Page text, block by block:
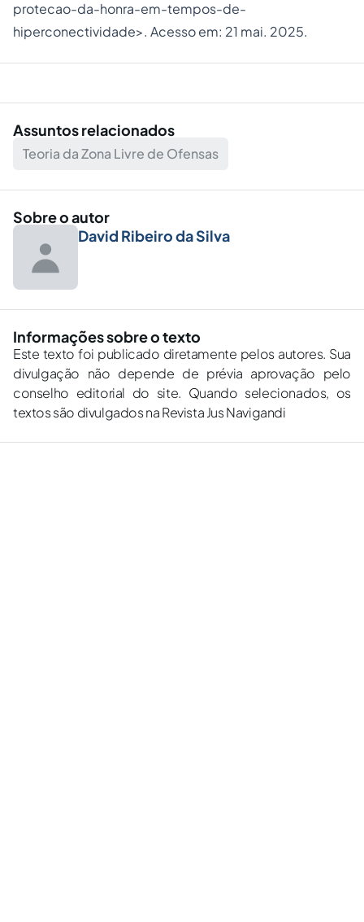
protecao-da-honra-em-tempos-de-
hiperconectividade>. Acesso em: 21 mai. 2025.
Assuntos relacionados
Teoria da Zona Livre de Ofensas
Sobre o autor
David Ribeiro da Silva
Informações sobre o texto
Este texto foi publicado diretamente pelos autores. Sua
divulgação não depende de prévia aprovação pelo
conselho editorial do site. Quando selecionados, os
textos são divulgados na Revista Jus Navigandi